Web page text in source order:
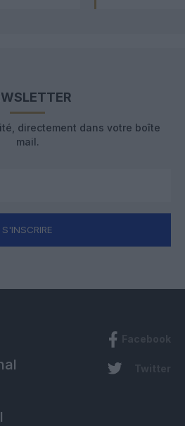
directement dans votre boîte
mail.
S'INSCRIRE